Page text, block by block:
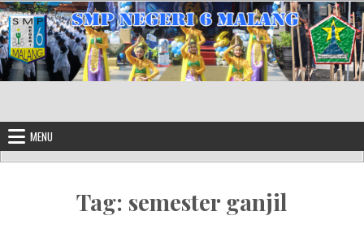
Skip to content
MENU
Tag: semester ganjil